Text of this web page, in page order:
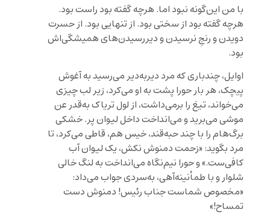
با من این‌گونه نبود اما. هرچه گفته بود راست بود.
هرچه گفته بود از سختی بود. از تنهایی بود. از حسرت
دویدن و رنجِ نرسیدن و دیررسیدن‌های همیشگی‌اش
بود.
اوایل، چندباری که مرد دیربه‌دیر می‌رسید به آغوش
پیچک، هر بار حورا پشت به او می‌کرد، زیر لب چیزی
می‌خواند، تیغ را برمی‌داشت، از لول تریاک به‌قدر عن
موشی می‌برید و می‌انداخت داخل لیوان پر. خشکی
برگ‌هام را با چند حبه‌قند، خیس هم، قاطی می‌کرد، تا
مرد بگوید: «زحمت دمنوش نکش، یک لیوان آب
کافی‌ست.» و حورا نیم‌نگاه می‌انداخت به لنگ خالی
شلوار و با طمأنینه‌آهی، به‌سردی جواب می‌داد:
«مخصوص شماست جناب رئیس! دمنوش دست
تمساح!»